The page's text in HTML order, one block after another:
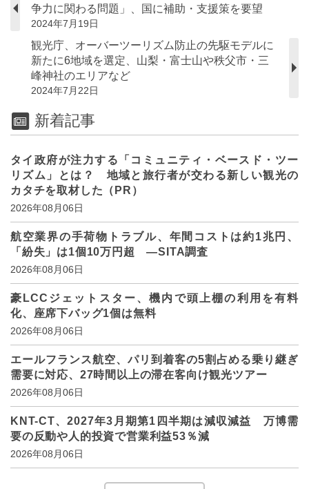
争力に関わる問題」、国に補助・支援策を要望
2024年7月19日
観光庁、オーバーツーリズム防止の先駆モデルに
新たに6地域を選定、山梨・富士山や秩父市・三
峰神社のエリアなど
2024年7月22日
新着記事
タイ政府が注力する「コミュニティ・ベースド・ツー
リズム」とは？ 地域と旅行者が交わる新しい観光の
カタチを取材した（PR）
2026年08月06日
航空業界の手荷物トラブル、年間コストは約1兆円、
「紛失」は1個10万円超 ―SITA調査
2026年08月06日
豪LCCジェットスター、機内で頭上棚の利用を有料
化、座席下バッグ1個は無料
2026年08月06日
エールフランス航空、パリ到着客の5割占める乗り継ぎ
需要に対応、27時間以上の滞在客向け観光ツアー
2026年08月06日
KNT-CT、2027年3月期第1四半期は減収減益 万博需
要の反動や人的投資で営業利益53％減
2026年08月06日